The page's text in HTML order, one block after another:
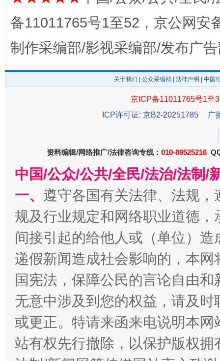
千年窑火 生生不息 一
揭开“小金库”的免责幌子
受贿1.44亿！段成刚被判无期 从幼
备11011765号1至52，京公网安
制作采编部/影视采编部/发布广
关于我们 公众采编部 法律声明 | 中国
京ICP备11011765号1至
ICP许可证: 京B2-20251785
广
资料编辑/网络推广/法律咨询专线： 010-89525216
中国/公众/公共/全民/法治/法制/
一、 遵守各国有关法律、法规
规及行业规定和网络职业道德
间接引起的给他人或（单位）
递假新闻造成社会影响的，本
国宪法，保障公民的言论自由
无意中涉及到您的权益，请及
或更正。特请来函来电说明本
站有权先行撤除，以保护版权